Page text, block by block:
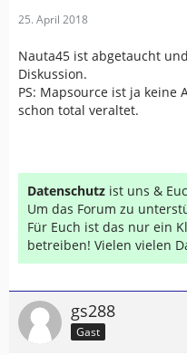
25. April 2018
Nauta45 ist abgetaucht
Diskussion.
PS: Mapsource ist ja keine
schon total veraltet.
Datenschutz ist uns &
Um das Forum zu
Für Euch ist das nur ein
betreiben! Vielen vielen
gs288
Gast